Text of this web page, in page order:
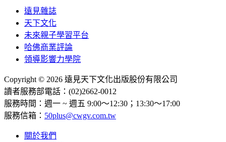
遠見雜誌
天下文化
未來親子學習平台
哈佛商業評論
領導影響力學院
Copyright © 2026 遠見天下文化出版股份有限公司
讀者服務部電話：(02)2662-0012
服務時間：週一 ~ 週五 9:00～12:30；13:30～17:00
服務信箱： 50plus@cwgv.com.tw
關於我們